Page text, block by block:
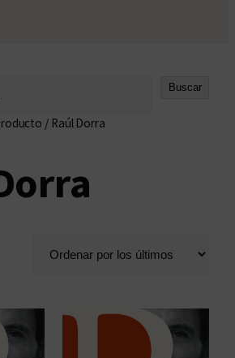
Buscar
/ Raúl Dorra